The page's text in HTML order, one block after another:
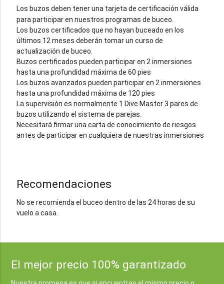
Los buzos deben tener una tarjeta de certificación válida
para participar en nuestros programas de buceo.
Los buzos certificados que no hayan buceado en los
últimos 12 meses deberán tomar un curso de
actualización de buceo.
Buzos certificados pueden participar en 2 inmersiones
hasta una profundidad máxima de 60 pies
Los buzos avanzados pueden participar en 2 inmersiones
hasta una profundidad máxima de 120 pies
La supervisión es normalmente 1 Dive Master 3 pares de
buzos utilizando el sistema de parejas.
Necesitará firmar una carta de conocimiento de riesgos
antes de participar en cualquiera de nuestras inmersiones
Recomendaciones
No se recomienda el buceo dentro de las 24 horas de su
vuelo a casa.
El mejor precio 100% garantizado